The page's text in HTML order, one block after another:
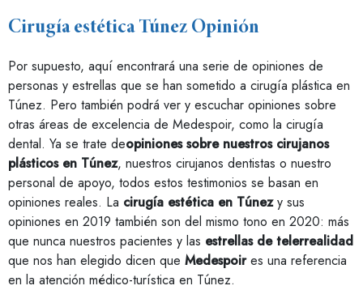
Cirugía estética Túnez Opinión
Por supuesto, aquí encontrará una serie de opiniones de
personas y estrellas que se han sometido a cirugía plástica en
Túnez. Pero también podrá ver y escuchar opiniones sobre
otras áreas de excelencia de Medespoir, como la cirugía
dental. Ya se trate deopiniones sobre nuestros cirujanos
plásticos en Túnez, nuestros cirujanos dentistas o nuestro
personal de apoyo, todos estos testimonios se basan en
opiniones reales. La cirugía estética en Túnezy sus
opiniones en 2019 también son del mismo tono en 2020: más
que nunca nuestros pacientes y las estrellas de telerrealidad
que nos han elegido dicen que Medespoires una referencia
en la atención médico-turística en Túnez.